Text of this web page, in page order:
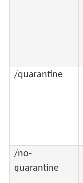
/quarantine
/no-
quarantine